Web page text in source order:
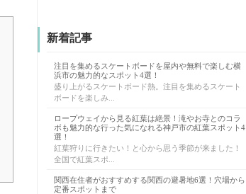
新着記事
注目を集めるスケートボードを屋内や無料で楽しむ横
浜市の魅力的なスポット4選！
盛り上がるスケートボード熱。注目を集めるスケート
ボードを楽しみ...
ロープウェイから見る紅葉は絶景！滝やお寺とのコラ
ボも魅力的な行った気になれる神戸市の紅葉スポット4
選！
紅葉狩りに行きたい！と心から思う季節が来ました！
全国で紅葉スポ...
関西在住者がおすすめする関西の避暑地6選！穴場から
定番スポットまで